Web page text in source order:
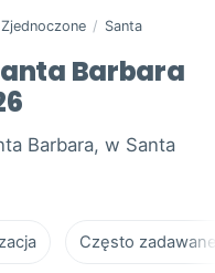
/ Santa
Barbara
Barbara, w Santa
Często